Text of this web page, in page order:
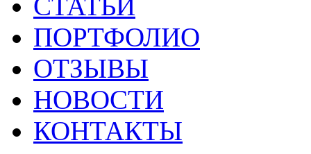
ПОРТФОЛИО
ОТЗЫВЫ
НОВОСТИ
КОНТАКТЫ